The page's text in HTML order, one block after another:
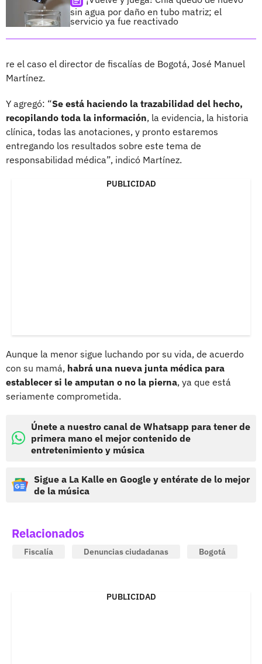
sin agua por daño en tubo matriz; el
servicio ya fue reactivado
re el caso el director de fiscalías de Bogotá, José Manuel
Martínez.
Y agregó: “Se está haciendo la trazabilidad del hecho,
recopilando toda la información, la evidencia, la historia
clínica, todas las anotaciones, y pronto estaremos
entregando los resultados sobre este tema de
responsabilidad médica”, indicó Martínez.
PUBLICIDAD
Aunque la menor sigue luchando por su vida, de acuerdo
con su mamá, habrá una nueva junta médica para
establecer si le amputan o no la pierna, ya que está
seriamente comprometida.
Únete a nuestro canal de Whatsapp para tener de
primera mano el mejor contenido de
entretenimiento y música
Sigue a La Kalle en Google y entérate de lo mejor
de la música
Relacionados
Fiscalía Denuncias ciudadanas Bogotá
PUBLICIDAD